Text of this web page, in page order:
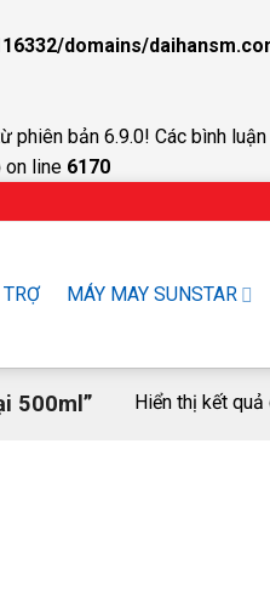
domains/
phiên bản 6.9.0! Các bình
on line 6170
MÁY MAY SUNSTAR
500ml” Hiển thị kết